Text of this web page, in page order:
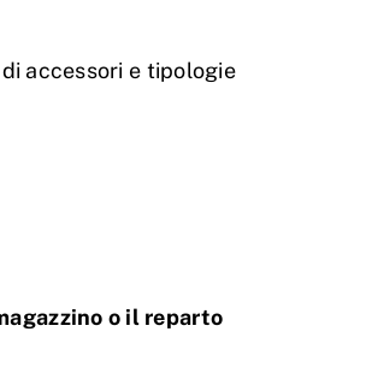
accessori e tipologie
o il reparto